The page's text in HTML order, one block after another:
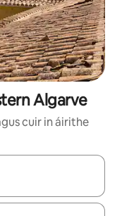
Algarve
cuir in áirithe
le